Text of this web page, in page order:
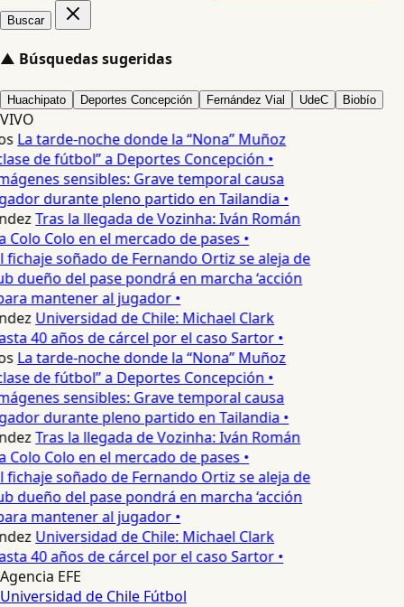
Buscar
▲ Búsquedas sugeridas
Huachipato Deportes Concepción Fernández Vial UdeC Biobío
VIVO
La tarde-noche donde la “Nona” Muñoz
de fútbol” a Deportes Concepción •
sensibles: Grave temporal causa
durante pleno partido en Tailandia •
Tras la llegada de Vozinha: Iván Román
Colo en el mercado de pases •
fichaje soñado de Fernando Ortiz se aleja de
dueño del pase pondrá en marcha ‘acción
mantener al jugador •
Universidad de Chile: Michael Clark
40 años de cárcel por el caso Sartor •
La tarde-noche donde la “Nona” Muñoz
de fútbol” a Deportes Concepción •
sensibles: Grave temporal causa
durante pleno partido en Tailandia •
Tras la llegada de Vozinha: Iván Román
Colo en el mercado de pases •
fichaje soñado de Fernando Ortiz se aleja de
dueño del pase pondrá en marcha ‘acción
mantener al jugador •
Universidad de Chile: Michael Clark
40 años de cárcel por el caso Sartor •
Agencia EFE
Universidad de Chile Fútbol